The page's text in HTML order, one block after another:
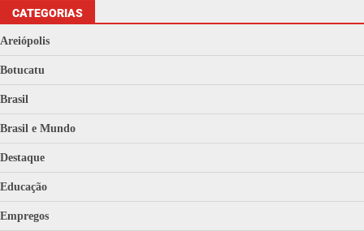
CATEGORIAS
Areiópolis
Botucatu
Brasil
Brasil e Mundo
Destaque
Educação
Empregos